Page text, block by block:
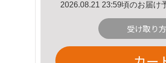
2026.08.21 23:59頃のお届け
受け取り